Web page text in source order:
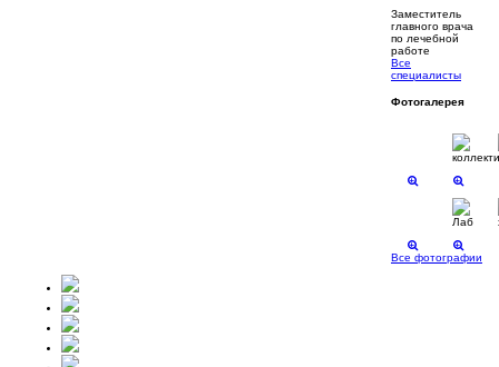
Заместитель
главного врача
по лечебной
работе
Все
специалисты
Фотогалерея
Все фотографии